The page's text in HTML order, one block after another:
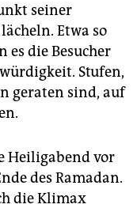
seiner
Etwa so
es die Besucher
Stufen,
geraten sind, auf
Heiligabend vor
des Ramadan.
die Klimax